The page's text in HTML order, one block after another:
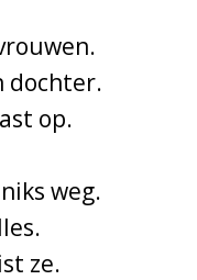
dochter.
op.
weg.
ze.